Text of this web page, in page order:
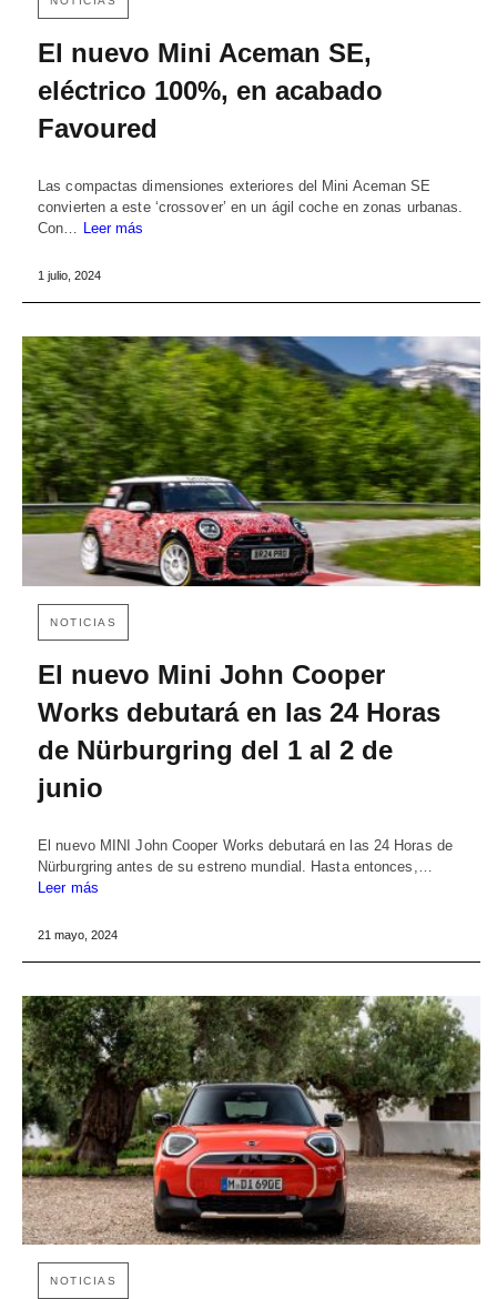
El nuevo Mini Aceman SE,
eléctrico 100%, en acabado
Favoured
Las compactas dimensiones exteriores del Mini Aceman SE
convierten a este ‘crossover’ en un ágil coche en zonas urbanas.
Con… Leer más
1 julio, 2024
NOTICIAS
El nuevo Mini John Cooper
Works debutará en las 24 Horas
de Nürburgring del 1 al 2 de
junio
El nuevo MINI John Cooper Works debutará en las 24 Horas de
Nürburgring antes de su estreno mundial. Hasta entonces,…
Leer más
21 mayo, 2024
NOTICIAS